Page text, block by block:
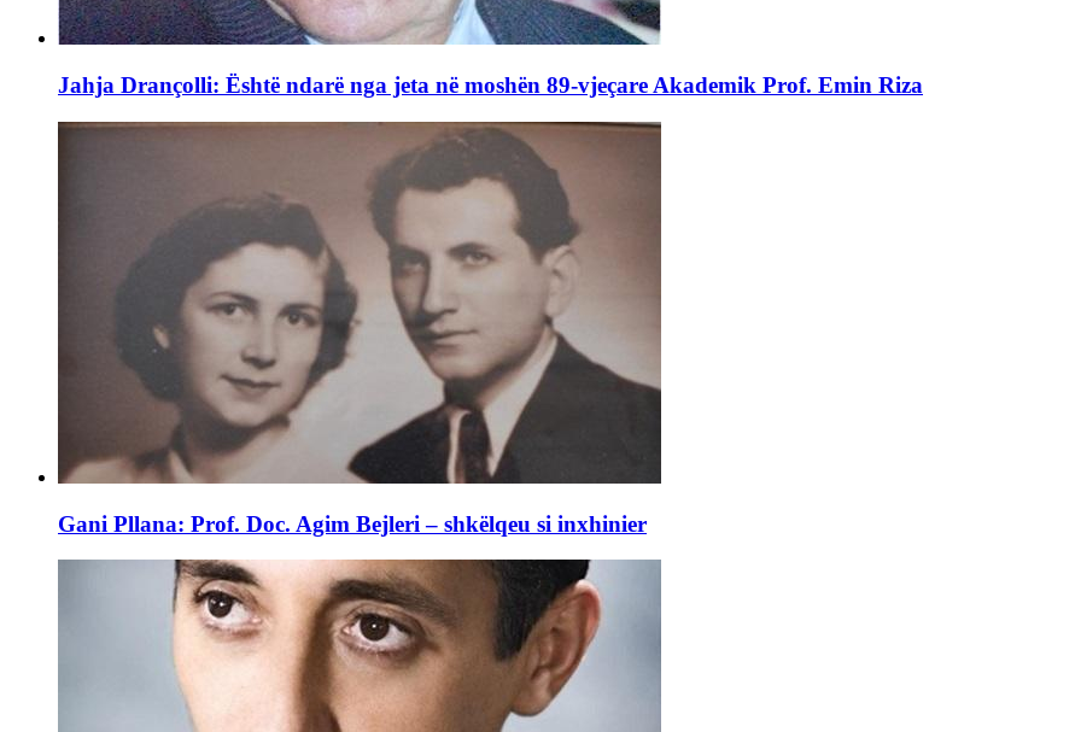
Jahja Drançolli: Është ndarë nga jeta në moshën 89-vjeçare Akademik Prof. Emin Riza
Gani Pllana: Prof. Doc. Agim Bejleri – shkëlqeu si inxhinier